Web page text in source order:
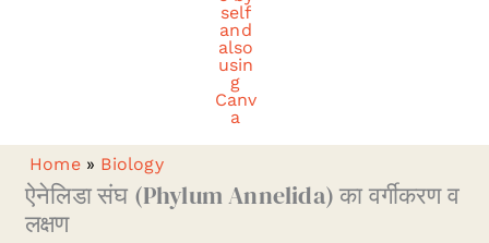
Home» Biology
ऐनेलिडा संघ (Phylum Annelida) का वर्गीकरण व
लक्षण